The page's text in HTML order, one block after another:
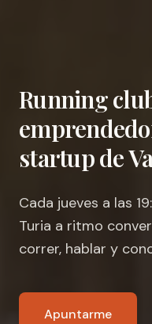
Running
startup de
Cada jueves a las
Turia a ritmo
correr, hablar y
Apuntarme